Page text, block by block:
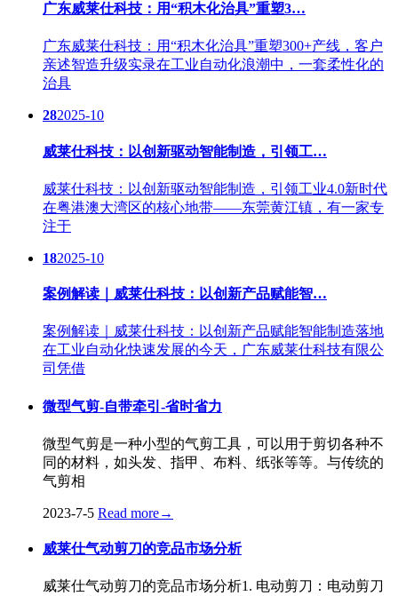
广东威莱仕科技：用“积木化治具”重塑3…
广东威莱仕科技：用“积木化治具”重塑300+产线，客户
亲述智造升级实录在工业自动化浪潮中，一套柔性化的
治具
282025-10
威莱仕科技：以创新驱动智能制造，引领工…
威莱仕科技：以创新驱动智能制造，引领工业4.0新时代
在粤港澳大湾区的核心地带——东莞黄江镇，有一家专
注于
182025-10
案例解读｜威莱仕科技：以创新产品赋能智…
案例解读｜威莱仕科技：以创新产品赋能智能制造落地
在工业自动化快速发展的今天，广东威莱仕科技有限公
司凭借
微型气剪-自带牵引-省时省力
微型气剪是一种小型的气剪工具，可以用于剪切各种不
同的材料，如头发、指甲、布料、纸张等等。与传统的
气剪相
2023-7-5 Read more→
威莱仕气动剪刀的竞品市场分析
威莱仕气动剪刀的竞品市场分析1. 电动剪刀：电动剪刀